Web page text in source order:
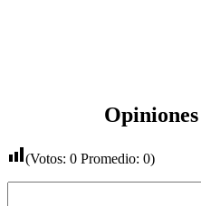
(Votos: 0 Promedio: 0)